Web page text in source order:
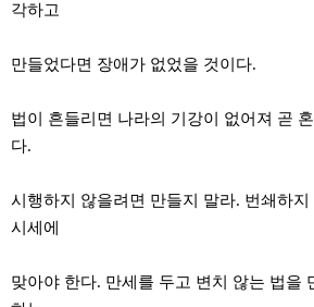
각하고
만들었다면 장애가 없었을 것이다.
법이 흔들리면 나라의 기강이 없어져 곧
다.
시행하지 않을려면 만들지 말라. 번쇄하
시세에
맞아야 한다. 만세를 두고 변치 않는 법을